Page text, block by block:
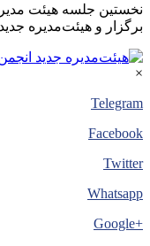
نخستین جلسه هیئت
برگزار و هیئت‌مدیره
×
Telegram
Facebook
Twitter
Whatsapp
+Google